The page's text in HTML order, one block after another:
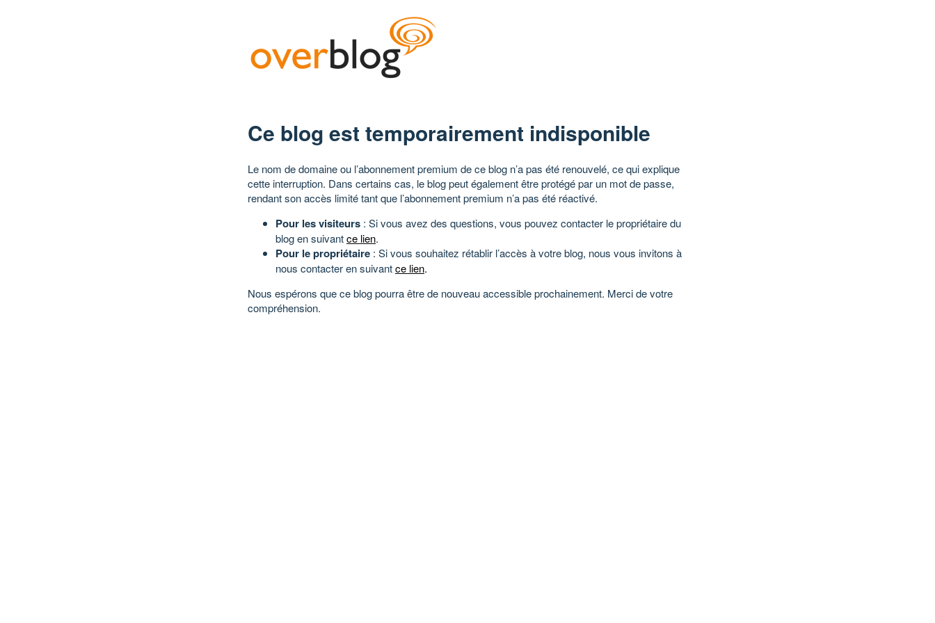
Ce blog est temporairement indisponible
Le nom de domaine ou l’abonnement premium de ce blog n’a pas été renouvelé, ce qui explique
cette interruption. Dans certains cas, le blog peut également être protégé par un mot de passe,
rendant son accès limité tant que l’abonnement premium n’a pas été réactivé.
Pour les visiteurs : Si vous avez des questions, vous pouvez contacter le propriétaire du
blog en suivantce lien.
Pour le propriétaire : Si vous souhaitez rétablir l’accès à votre blog, nous vous invitons à
nous contacter en suivantce lien.
Nous espérons que ce blog pourra être de nouveau accessible prochainement. Merci de votre
compréhension.